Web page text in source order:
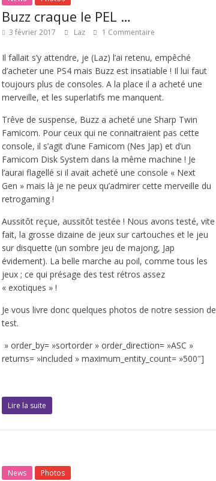
Buzz craque le PEL …
3 février 2017 Laz 1 Commentaire
Il fallait s’y attendre, je (Laz) l’ai retenu, empêché
d’acheter une PS4 mais Buzz est insatiable ! Il lui faut
toujours plus de consoles. A la place il a acheté une
merveille, et les superlatifs me manquent.
Trêve de suspense, Buzz a acheté une Sharp Twin
Famicom. Pour ceux qui ne connaitraient pas cette
console, il s’agit d’une Famicom (Nes Jap) et d’un
Famicom Disk System dans la même machine ! Je
l’aurai flagellé si il avait acheté une console « Next
Gen » mais là je ne peux qu’admirer cette merveille du
retrogaming !
Aussitôt reçue, aussitôt testée ! Nous avons testé, vite
fait, la grosse dizaine de jeux sur cartouches et le jeu
sur disquette (un sombre jeu de majong, Jap
évidement). La belle marche au poil, comme tous les
jeux ; ce qui présage des test rétros assez
« exotiques » !
Je vous livre donc quelques photos de notre session de
test.
» order_by= »sortorder » order_direction= »ASC »
returns= »included » maximum_entity_count= »500″]
Lire la suite
News Photos